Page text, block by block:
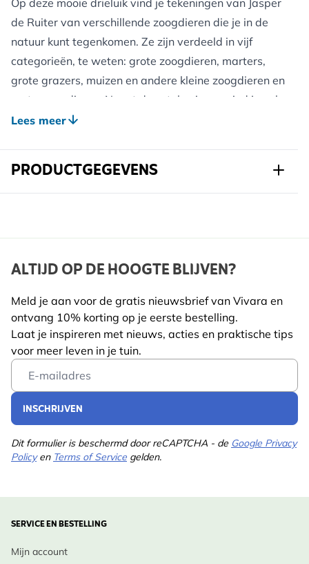
Op deze mooie drieluik vind je tekeningen van Jasper
de Ruiter van verschillende zoogdieren die je in de
natuur kunt tegenkomen. Ze zijn verdeeld in vijf
categorieën, te weten: grote zoogdieren, marters,
grote grazers, muizen en andere kleine zoogdieren en
waterzoogdieren. Naast deze tekeningen vind je ook
tekeningen van de voetafdrukken en uitwerpselen en
om mee op stap te nemen om dieren en hun
voetafdrukken en uitwerpselen in het wild te
Lees meer
PRODUCTGEGEVENS
Merk Natuurmonumenten
Breedte 148 mm
Lengte 1 mm
Gewicht
Lees meer
ALTIJD OP DE HOOGTE BLIJVEN?
Meld je aan voor de gratis nieuwsbrief van Vivara en
ontvang 10% korting op je eerste bestelling.
Laat je inspireren met nieuws, acties en praktische tips
voor meer leven in je tuin.
Email Address
INSCHRIJVEN
Dit formulier is beschermd door reCAPTCHA - de Google Privacy
Policyen Terms of Service gelden.
SERVICE EN BESTELLING
Mijn account